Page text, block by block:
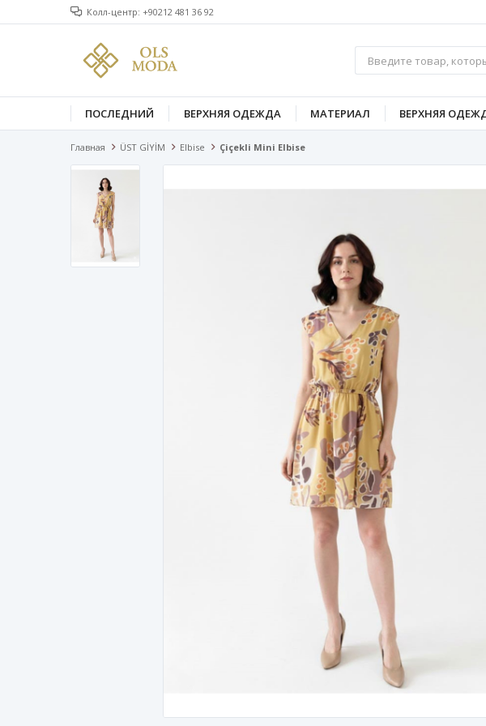
Колл-центр: +90212 481 36 92
ПОСЛЕДНИЙ ВЕРХНЯЯ ОДЕЖДА МАТЕРИАЛ ВЕРХНЯЯ
Главная ÜST GİYİM Elbise Çiçekli Mini Elbise